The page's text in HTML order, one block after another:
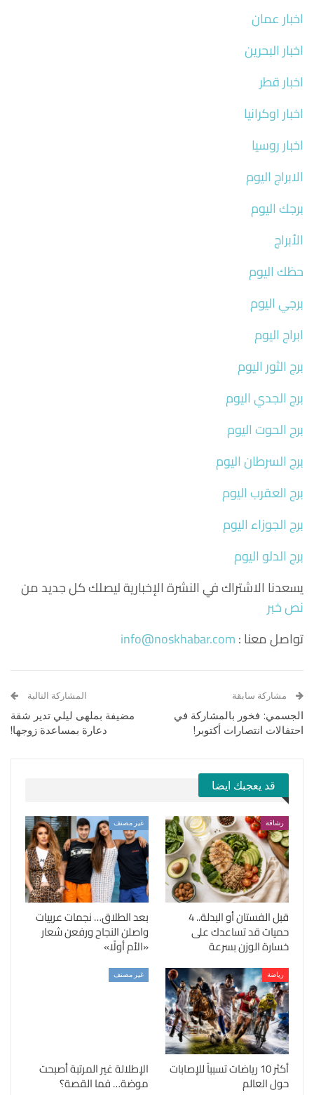
اخبار عمان
اخبار البحرين
اخبار قطر
اخبار اوكرانيا
اخبار روسيا
الابراج اليوم
برجك اليوم
الأبراج
حظك اليوم
برجي اليوم
ابراج اليوم
برج الثور اليوم
برج الجدي اليوم
برج الحوت اليوم
برج السرطان اليوم
برج العقرب اليوم
برج الجوزاء اليوم
برج الدلو اليوم
يسعدنا الاشتراك في النشرة الإخبارية ليصلك كل جديد من
نص خبر
تواصل معنا :info@noskhabar.com
مشاركة سابقة
الجسمي: فخور بالمشاركة في
احتفالات انتصارات أكتوبر!
المشاركة التالية
مضيفة بملهى ليلي تدير شقة
دعارة بمساعدة زوجها!
قد يعجبك ايضا
رشاقة
قبل الفستان أو البدلة.. 4
حميات قد تساعدك على
خسارة الوزن بسرعة
غير مصنف
بعد الطلاق… نجمات عربيات
واصلن النجاح ورفعن شعار
«الأم أولًا»
رياضة
أكثر 10 رياضات تسبباً للإصابات
حول العالم
غير مصنف
الإطلالة غير المرتبة أصبحت
موضة… فما القصة؟